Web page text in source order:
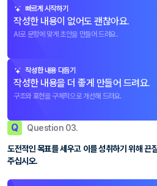
빠르게 시작하기
작성한 내용이 없어도 괜찮아요.
AI로 문항에 맞게 초안을 만들어 드려요.
작성한 내용 다듬기
작성한 내용을 더 좋게 만들어 드려요.
구조와 표현을 구체적으로 개선해 드려요.
Q Question 03.
도전적인 목표를 세우고 이를 성취하기 위해 끈
주십시오.